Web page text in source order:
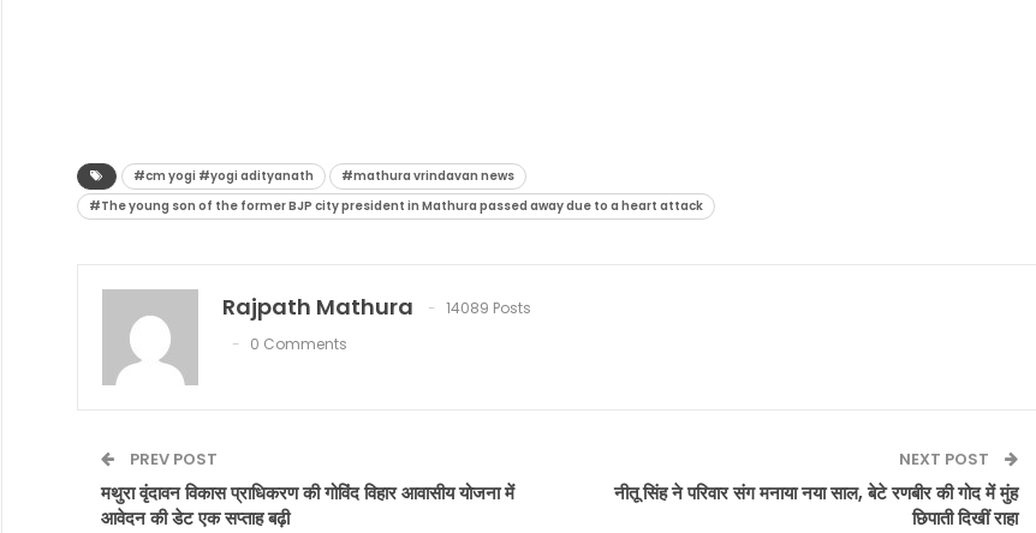
#cm yogi #yogi adityanath
#mathura vrindavan news
#The young son of the former BJP city president in Mathura passed away due to a heart attack
Rajpath Mathura
14089 Posts
0 Comments
PREV POST
मथुरा वृंदावन विकास प्राधिकरण की गोविंद विहार आवासीय योजना में
आवेदन की डेट एक सप्ताह बढ़ी
NEXT POST
नीतू सिंह ने परिवार संग मनाया नया साल, बेटे रणबीर की गोद में मुंह
छिपाती दिखीं राहा